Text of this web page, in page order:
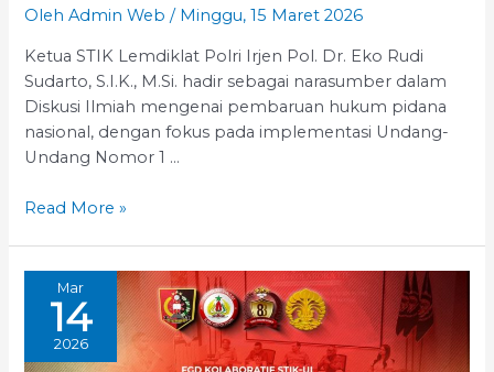
OlehAdmin Web / Minggu, 15 Maret 2026
Ketua STIK Lemdiklat Polri Irjen Pol. Dr. Eko Rudi
Sudarto, S.I.K., M.Si. hadir sebagai narasumber dalam
Diskusi Ilmiah mengenai pembaruan hukum pidana
nasional, dengan fokus pada implementasi Undang-
Undang Nomor 1 …
narasumber
Ilmiah
mengenai
pembaruan
hukum
Read More »
Mar
14
2026